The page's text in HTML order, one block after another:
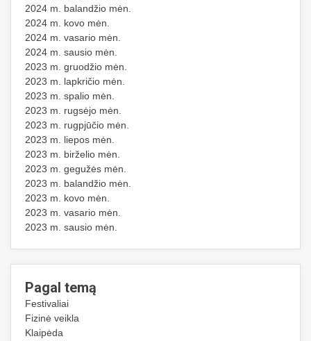
2024 m. balandžio mėn.
2024 m. kovo mėn.
2024 m. vasario mėn.
2024 m. sausio mėn.
2023 m. gruodžio mėn.
2023 m. lapkričio mėn.
2023 m. spalio mėn.
2023 m. rugsėjo mėn.
2023 m. rugpjūčio mėn.
2023 m. liepos mėn.
2023 m. birželio mėn.
2023 m. gegužės mėn.
2023 m. balandžio mėn.
2023 m. kovo mėn.
2023 m. vasario mėn.
2023 m. sausio mėn.
Pagal temą
Festivaliai
Fizinė veikla
Klaipėda